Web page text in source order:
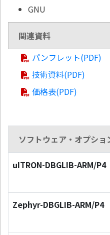
GNU
関連資料
パンフレット(PDF)
技術資料(PDF)
価格表(PDF)
ソフトウェア・オプショ
uITRON-DBGLIB-ARM/P4
Zephyr-DBGLIB-ARM/P4